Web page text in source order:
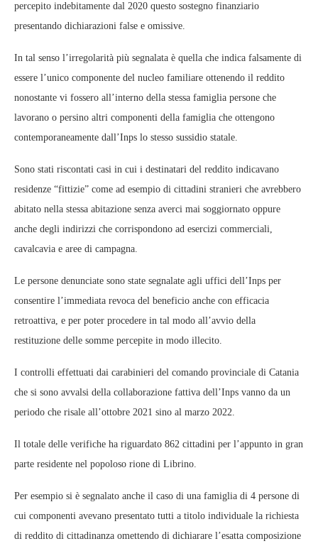
percepito indebitamente dal 2020 questo sostegno finanziario
presentando dichiarazioni false e omissive.
In tal senso l’irregolarità più segnalata è quella che indica falsamente di
essere l’unico componente del nucleo familiare ottenendo il reddito
nonostante vi fossero all’interno della stessa famiglia persone che
lavorano o persino altri componenti della famiglia che ottengono
contemporaneamente dall’Inps lo stesso sussidio statale.
Sono stati riscontati casi in cui i destinatari del reddito indicavano
residenze “fittizie” come ad esempio di cittadini stranieri che avrebbero
abitato nella stessa abitazione senza averci mai soggiornato oppure
anche degli indirizzi che corrispondono ad esercizi commerciali,
cavalcavia e aree di campagna.
Le persone denunciate sono state segnalate agli uffici dell’Inps per
consentire l’immediata revoca del beneficio anche con efficacia
retroattiva, e per poter procedere in tal modo all’avvio della
restituzione delle somme percepite in modo illecito.
I controlli effettuati dai carabinieri del comando provinciale di Catania
che si sono avvalsi della collaborazione fattiva dell’Inps vanno da un
periodo che risale all’ottobre 2021 sino al marzo 2022.
Il totale delle verifiche ha riguardato 862 cittadini per l’appunto in gran
parte residente nel popoloso rione di Librino.
Per esempio si è segnalato anche il caso di una famiglia di 4 persone di
cui componenti avevano presentato tutti a titolo individuale la richiesta
di reddito di cittadinanza omettendo di dichiarare l’esatta composizione